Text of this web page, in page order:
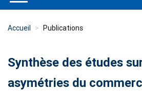
Accueil Publications
Synthèse des études
asymétries du